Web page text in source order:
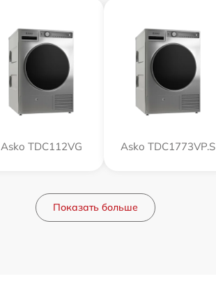
Asko TDC112VG Asko TDC1773VP.S
Показать больше